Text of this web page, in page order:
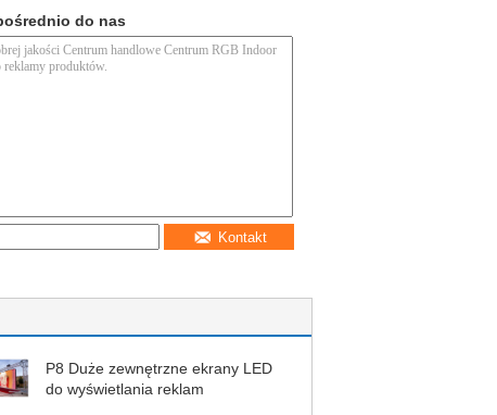
do nas
Kontakt
P8 Duże zewnętrzne ekrany LED
do wyświetlania reklam